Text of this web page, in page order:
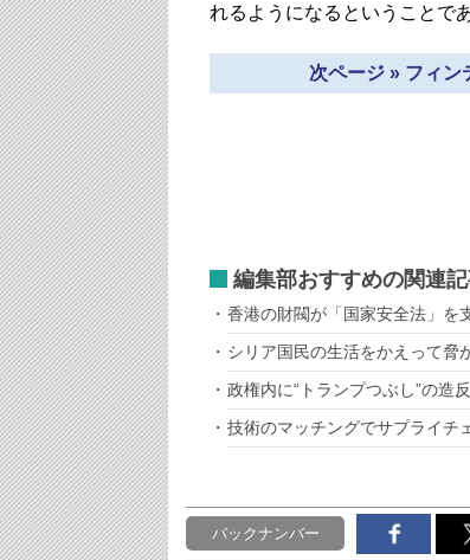
れるようになるということであ
次ページ » フィン
編集部おすすめの関連
香港の財閥が「国家安全法」を
シリア国民の生活をかえって脅
政権内に“トランプつぶし”の造
技術のマッチングでサプライチ
バックナンバー